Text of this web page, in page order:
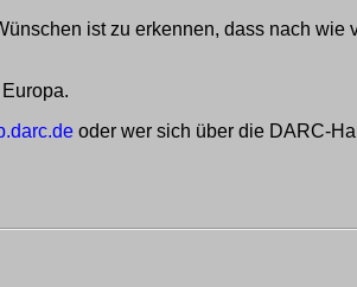
ist zu erkennen, dass nach wie
oder wer sich über die DARC-